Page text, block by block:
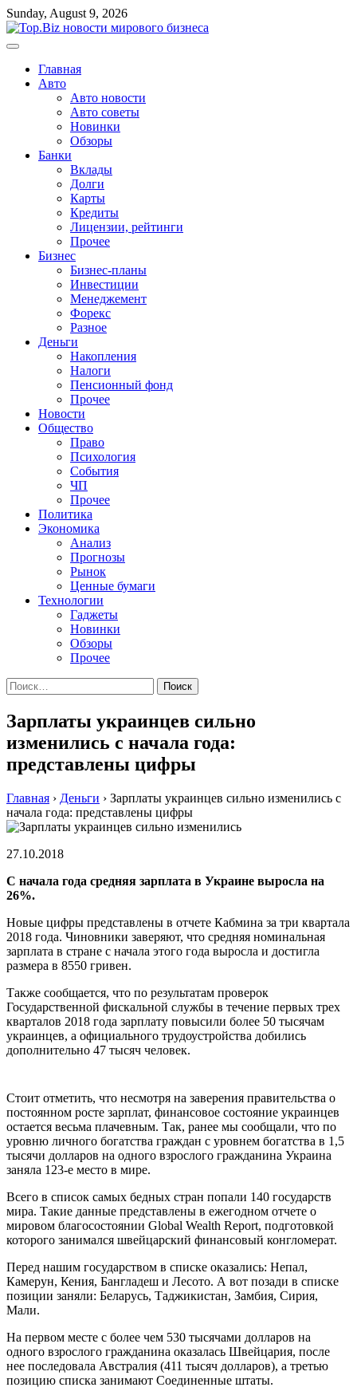
Перейти
к
содержимому
Sunday, August 9, 2026
Главная
Авто
Авто новости
Авто советы
Новинки
Обзоры
Банки
Вклады
Долги
Карты
Кредиты
Лицензии, рейтинги
Прочее
Бизнес
Бизнес-планы
Инвестиции
Менеджемент
Форекс
Разное
Деньги
Накопления
Налоги
Пенсионный фонд
Прочее
Новости
Общество
Право
Психология
События
ЧП
Прочее
Политика
Экономика
Анализ
Прогнозы
Рынок
Ценные бумаги
Технологии
Гаджеты
Новинки
Обзоры
Прочее
Найти:
Зарплаты украинцев сильно
изменились с начала года:
представлены цифры
Главная › Деньги › Зарплаты украинцев сильно изменились с
начала года: представлены цифры
27.10.2018
С начала года средняя зарплата в Украине выросла на
26%.
Новые цифры представлены в отчете Кабмина за три квартала
2018 года. Чиновники заверяют, что средняя номинальная
зарплата в стране с начала этого года выросла и достигла
размера в 8550 гривен.
Также сообщается, что по результатам проверок
Государственной фискальной службы в течение первых трех
кварталов 2018 года зарплату повысили более 50 тысячам
украинцев, а официального трудоустройства добились
дополнительно 47 тысяч человек.
Стоит отметить, что несмотря на заверения правительства о
постоянном росте зарплат, финансовое состояние украинцев
остается весьма плачевным. Так, ранее мы сообщали, что по
уровню личного богатства граждан с уровнем богатства в 1,5
тысячи долларов на одного взрослого гражданина Украина
заняла 123-е место в мире.
Всего в список самых бедных стран попали 140 государств
мира. Такие данные представлены в ежегодном отчете о
мировом благосостоянии Global Wealth Report, подготовкой
которого занимался швейцарский финансовый конгломерат.
Перед нашим государством в списке оказались: Непал,
Камерун, Кения, Бангладеш и Лесото. А вот позади в списке
позиции заняли: Беларусь, Таджикистан, Замбия, Сирия,
Мали.
На первом месте с более чем 530 тысячами долларов на
одного взрослого гражданина оказалась Швейцария, после
нее последовала Австралия (411 тысяч долларов), а третью
позицию списка занимают Соединенные штаты.